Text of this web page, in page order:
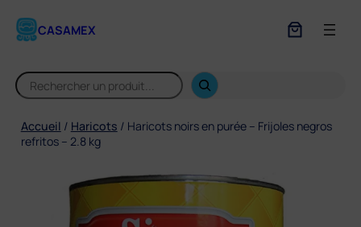
contenuCASAMEX
S
e
Accueil / Haricots / Haricots noirs en purée – Frijoles negros
refritos – 2.8 kg